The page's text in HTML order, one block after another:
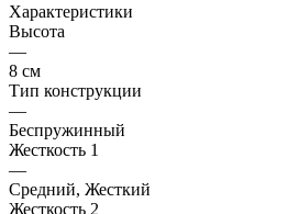
Характеристики
Высота
—
8 см
Тип конструкции
—
Беспружинный
Жесткость 1
—
Средний, Жесткий
Жесткость 2